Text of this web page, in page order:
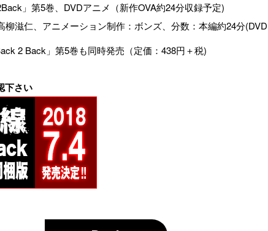
」第5巻、DVDアニメ（新作OVA約24分収録予定)
柳滋仁、アニメーション制作：ボンズ、分数：本編約24分
2 Back」第5巻も同時発売（定価：438円＋税)
下さい